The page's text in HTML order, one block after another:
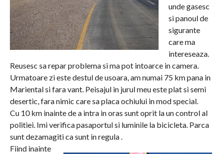
unde gasesc
si panoul de
sigurante
care ma
intereseaza.
Reusesc sa repar problema si ma pot intoarce in camera.
Urmatoare zi este destul de usoara, am numai 75 km pana in
Mariental si fara vant. Peisajul in jurul meu este plat si semi
desertic, fara nimic care sa placa ochiului in mod special.
Cu 10 km inainte de a intra in oras sunt oprit la un control al
politiei. Imi verifica pasaportul si luminile la bicicleta. Parca
sunt dezamagiti ca sunt in regula .
Fiind inainte